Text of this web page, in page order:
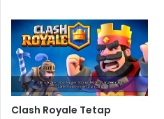
Clash Royale Tetap